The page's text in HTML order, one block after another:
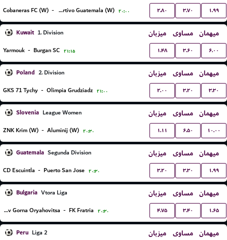
Cobaneras FC (W) - Deportivo Guatemala (W) ۲۰:۰۰ ۲.۸۰ ۳.۷۰ ۱.۹۹
Kuwait 1. Division میزبان مساوی میهمان
Yarmouk - Burgan SC ۲۱:۱۵ ۱.۴۸ ۳.۶۰ ۶.۰۰
Poland 2. Division میزبان مساوی میهمان
GKS 71 Tychy - Olimpia Grudziadz ۲۱:۰۰ ۲.۰۰ ۳.۲۰ ۳.۳۰
Slovenia League Women میزبان مساوی میهمان
ZNK Krim (W) - Aluminij (W) ۲۰:۳۰ ۱.۱۱ ۶.۵۰ ۱۰.۰۰
Guatemala Segunda Division میزبان مساوی میهمان
CD Escuintla - Puerto San Jose ۲۰:۳۰ ۳.۲۰ ۳.۳۰ ۱.۹۹
Bulgaria Vtora Liga میزبان مساوی میهمان
Lokomotiv Gorna Oryahovitsa - FK Fratria ۲۰:۳۰ ۴.۷۵ ۳.۴۰ ۱.۶۵
Peru Liga 2 میزبان مساوی میهمان